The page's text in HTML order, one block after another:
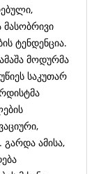
ტენდენცია.
მოდურმა
საკუთარ
ამისა,